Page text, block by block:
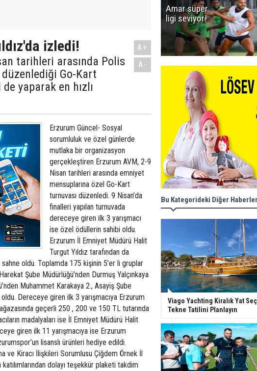
izledi!
tarihleri arasında Polis
Go-Kart
yaparak en hızlı
A+
A-
Erzurum Güncel- Sosyal
sorumluluk ve özel günlerde
mutlaka bir organizasyon
gerçekleştiren Erzurum AVM, 2-9
Nisan tarihleri arasında emniyet
mensuplarına özel Go-Kart
turnuvası düzenledi. 9 Nisan’da
finalleri yapılan turnuvada
dereceye giren ilk 3 yarışmacı
ise özel ödüllerin sahibi oldu.
Erzurum İl Emniyet Müdürü Halit
Turgut Yıldız tarafından da
oldu. Toplamda 175 kişinin 5’er li gruplar
Şube Müdürlüğü’nden Durmuş Yalçınkaya
Muhammet Karakaya 2., Asayiş Şube
Dereceye giren ilk 3 yarışmacıya Erzurum
geçerli 250 , 200 ve 150 TL tutarında
madalyaları ise İl Emniyet Müdürü Halit
giren ilk 11 yarışmacıya ise Erzurum
lisanslı ürünleri hediye edildi.
ve Kiracı İlişkileri Sorumlusu Çiğdem Örnek İl
dolayı teşekkür plaketi takdim
Amar süper
ligi seviyor!
Bu Kategorideki Diğer Haberler
Viago Yachting Kiralık Yat
Tekne Tatilini Planlayın